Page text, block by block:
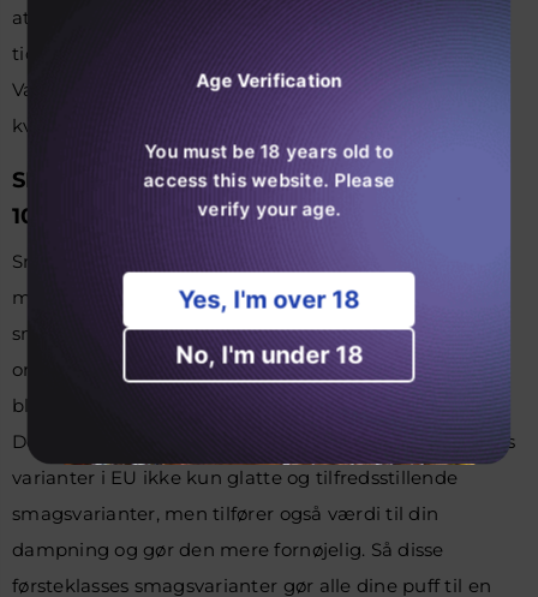
at få fremragende ydeevne enheder, der holder lang
tid. Gå ikke glip af denne mulighed for at handle med
Vapes Europe i dag for at få den perfekte blanding af
kvalitet og pris.
SMAGSSTOFFER AF MOSMO STORM XXL
10000
Smag på et ekstraordinært udvalg af
med Mosmo Storm XXL 10000; hver af dem giver dig
smagfulde puffs, der forbedrer din dampning. Uanset
om du ønsker forfriskende, minty, frugtagtig eller nye
blandinger, er der alt for at tilfredsstille hver gane.
Desuden leverer disse Mosmo Storm XXL 10000 smags
varianter i EU ikke kun glatte og tilfredsstillende
smagsvarianter, men tilfører også værdi til din
dampning og gør den mere fornøjelig. Så disse
førsteklasses smagsvarianter gør alle dine puff til en
Age Verification
You must be 18 years old to
access this website. Please
verify your age.
Yes, I'm over 18
No, I'm under 18